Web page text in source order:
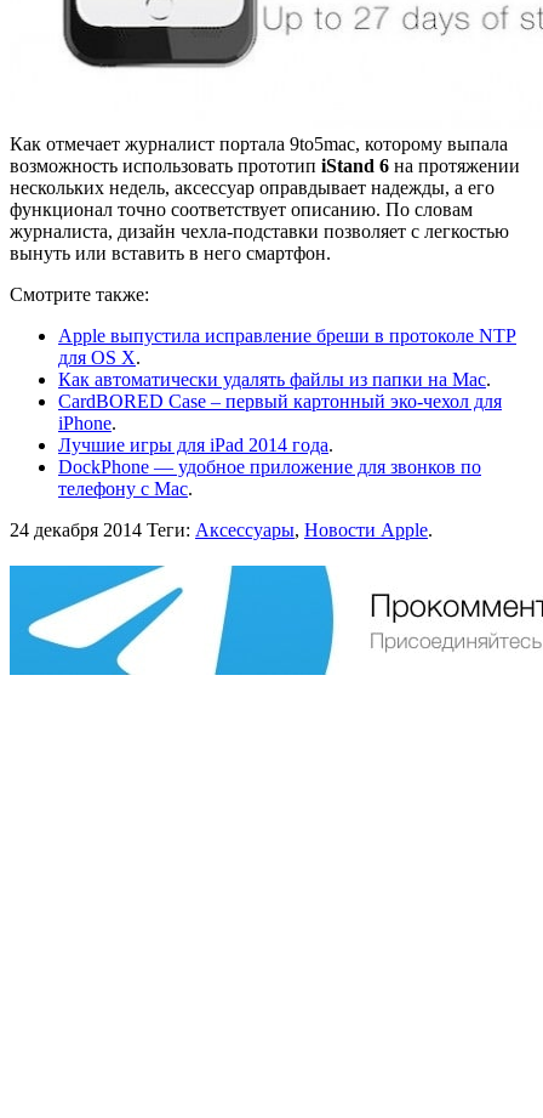
Как отмечает журналист портала 9to5mac, которому выпала
возможность использовать прототип iStand 6 на протяжении
нескольких недель, аксессуар оправдывает надежды, а его
функционал точно соответствует описанию. По словам
журналиста, дизайн чехла-подставки позволяет с легкостью
вынуть или вставить в него смартфон.
Смотрите также:
Apple выпустила исправление бреши в протоколе NTP
для OS X.
Как автоматически удалять файлы из папки на Mac.
CardBORED Case – первый картонный эко-чехол для
iPhone.
Лучшие игры для iPad 2014 года.
DockPhone — удобное приложение для звонков по
телефону с Mac.
24 декабря 2014 Теги: Аксессуары, Новости Apple.